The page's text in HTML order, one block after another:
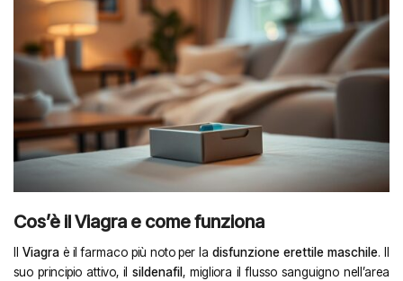
Cos’è il Viagra e come funziona
Viagraè il farmaco più noto per ladisfunzione erettile maschile. Il
suo principio attivo, il sildenafil, migliora il flusso sanguigno nell’area